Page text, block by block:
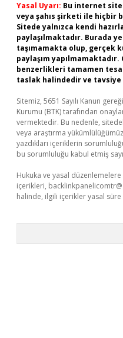
Yasal Uyarı: Bu internet
veya şahıs şirketi ile hiçbir
Sitede yalnızca kendi
paylaşılmaktadır. Burada
taşımamakta olup, gerçek
paylaşım
benzerlikleri tamamen
taslak halindedir ve
Sitemiz, 5651 Sayılı Kanun
Kurumu (BTK) tarafından
vermektedir. Bu nedenle,
veya araştırma
yazdıkları içeriklerin
bu sorumluluğu kabul etmiş
Hukuka ve yasal
içerikleri,
halinde, ilgili içerikler yasal süre